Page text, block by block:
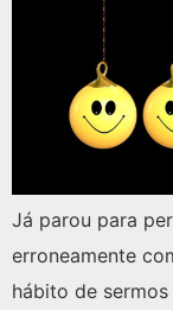
Já parou para
erroneamente
hábito de